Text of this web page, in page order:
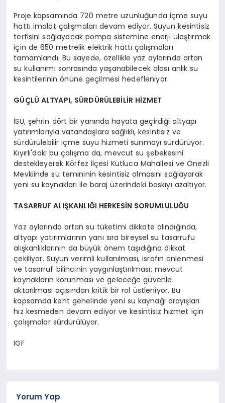
Proje kapsamında 720 metre uzunluğunda içme suyu
hattı imalat çalışmaları devam ediyor. Suyun kesintisiz
terfisini sağlayacak pompa sistemine enerji ulaştırmak
için de 650 metrelik elektrik hattı çalışmaları
tamamlandı. Bu sayede, özellikle yaz aylarında artan
su kullanımı sonrasında yaşanabilecek olası anlık su
kesintilerinin önüne geçilmesi hedefleniyor.
GÜÇLÜ ALTYAPI, SÜRDÜRÜLEBİLİR HİZMET
İSU, şehrin dört bir yanında hayata geçirdiği altyapı
yatırımlarıyla vatandaşlara sağlıklı, kesintisiz ve
sürdürülebilir içme suyu hizmeti sunmayı sürdürüyor.
Kıyırlı'daki bu çalışma da, mevcut su şebekesini
destekleyerek Körfez ilçesi Kutluca Mahallesi ve Önezli
Mevkiinde su temininin kesintisiz olmasını sağlayarak
yeni su kaynakları ile baraj üzerindeki baskıyı azaltıyor.
TASARRUF ALIŞKANLIĞI HERKESİN SORUMLULUĞU
Yaz aylarında artan su tüketimi dikkate alındığında,
altyapı yatırımlarının yanı sıra bireysel su tasarrufu
alışkanlıklarının da büyük önem taşıdığına dikkat
çekiliyor. Suyun verimli kullanılması, israfın önlenmesi
ve tasarruf bilincinin yaygınlaştırılması; mevcut
kaynakların korunması ve geleceğe güvenle
aktarılması açısından kritik bir rol üstleniyor. Bu
kapsamda kent genelinde yeni su kaynağı arayışları
hız kesmeden devam ediyor ve kesintisiz hizmet için
çalışmalar sürdürülüyor.
IGF
Yorum Yap